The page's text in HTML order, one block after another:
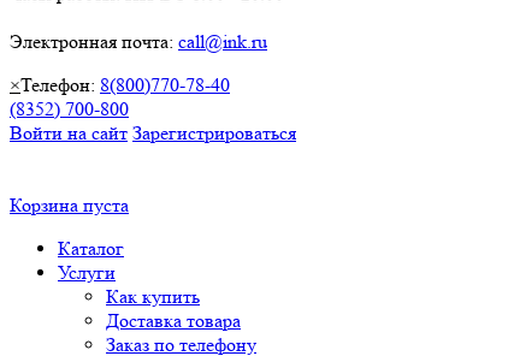
Электронная почта: call@ink.ru
×Телефон: 8(800)770-78-40
(8352) 700-800
Войти на сайт Зарегистрироваться
Корзина пуста
Каталог
Услуги
Как купить
Доставка товара
Заказ по телефону